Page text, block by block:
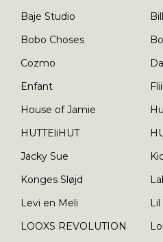
Baje Studio
Bobo Choses
Cozmo
Enfant
House of Jamie
HUTTEliHUT
Jacky Sue
Konges Sløjd
Levi en Meli
LOOXS REVOLUTION